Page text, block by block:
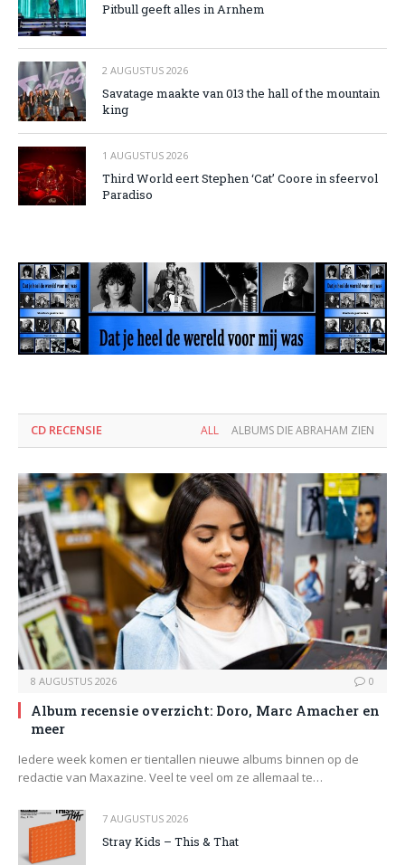
Pitbull geeft alles in Arnhem
2 AUGUSTUS 2026
Savatage maakte van 013 the hall of the mountain
king
1 AUGUSTUS 2026
Third World eert Stephen ‘Cat’ Coore in sfeervol
Paradiso
CD RECENSIE ALL ALBUMS DIE ABRAHAM ZIEN
8 AUGUSTUS 2026 0
Album recensie overzicht: Doro, Marc Amacher en
meer
Iedere week komen er tientallen nieuwe albums binnen op de
redactie van Maxazine. Veel te veel om ze allemaal te…
7 AUGUSTUS 2026
Stray Kids – This & That